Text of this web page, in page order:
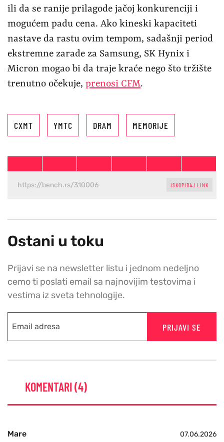
ili da se ranije prilagode jačoj konkurenciji i
mogućem padu cena. Ako kineski kapaciteti
nastave da rastu ovim tempom, sadašnji period
ekstremne zarade za Samsung, SK Hynix i
Micron mogao bi da traje kraće nego što tržište
trenutno očekuje, prenosi CFM.
CXMT YMTC DRAM MEMORIJE
ISKOPIRAJ LINK
Ostani u toku
Prijavi se na newsletter listu i jednom nedeljno
cemo ti poslati email sa najnovijim testovima i
vestima iz sveta tehnologije.
PRIJAVI SE
KOMENTARI (4)
Mare 07.06.2026